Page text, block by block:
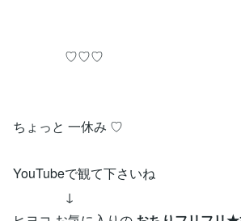
♡♡♡
ちょっと 一休み ♡
YouTubeで観て下さいね
↓